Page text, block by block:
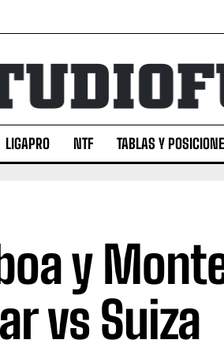
LIGAPRO NTF TABLAS Y
y
vs Suiza